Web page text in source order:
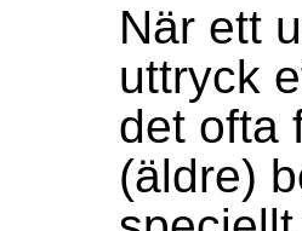
När ett
uttryck
det ofta
(äldre)